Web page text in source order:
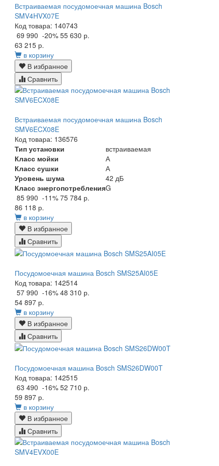
Встраиваемая посудомоечная машина Bosch
SMV4HVX07E
Код товара: 140743
69 990 -20% 55 630 р.
63 215 р.
в корзину
В избранное
Сравнить
Встраиваемая посудомоечная машина Bosch
SMV6ECX08E
Код товара: 136576
Тип установки
встраиваемая
Класс мойки
А
Класс сушки
А
Уровень шума
42 дБ
Класс энергопотребленияG
85 990 -11% 75 784 р.
86 118 р.
в корзину
В избранное
Сравнить
Посудомоечная машина Bosch SMS25AI05E
Код товара: 142514
57 990 -16% 48 310 р.
54 897 р.
в корзину
В избранное
Сравнить
Посудомоечная машина Bosch SMS26DW00T
Код товара: 142515
63 490 -16% 52 710 р.
59 897 р.
в корзину
В избранное
Сравнить